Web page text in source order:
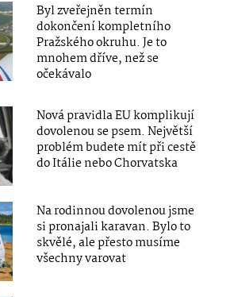
Byl zveřejněn termín
dokončení kompletního
Pražského okruhu. Je to
mnohem dříve, než se
očekávalo
Nová pravidla EU komplikují
dovolenou se psem. Největší
problém budete mít při cestě
do Itálie nebo Chorvatska
Na rodinnou dovolenou jsme
si pronajali karavan. Bylo to
skvělé, ale přesto musíme
všechny varovat